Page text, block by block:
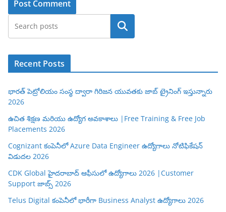
Search
Recent Posts
భారత్ పెట్రోలియం సంస్థ ద్వారా గిరిజన యువతకు జాబ్ ట్రైనింగ్ ఇస్తున్నారు
2026
ఉచిత శిక్షణ మరియు ఉద్యోగ అవకాశాలు |Free Training & Free Job
Placements 2026
Cognizant కంపెనీలో Azure Data Engineer ఉద్యోగాలు నోటిఫికేషన్
విడుదల 2026
CDK Global హైదరాబాద్ ఆఫీసులో ఉద్యోగాలు 2026 |Customer
Support జాబ్స్ 2026
Telus Digital కంపెనీలో భారీగా Business Analyst ఉద్యోగాలు 2026